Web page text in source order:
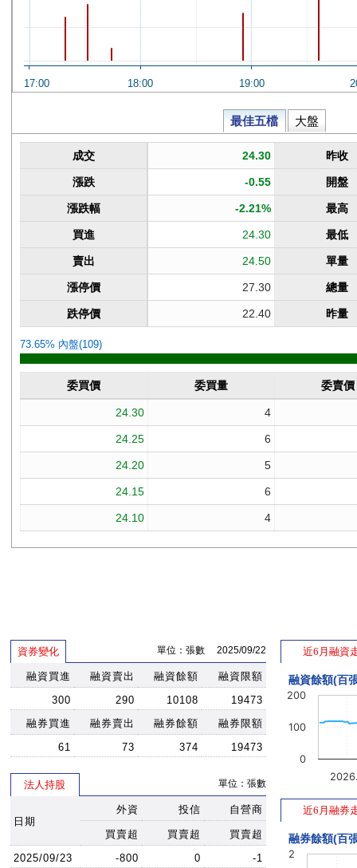
資券變化 單位：張數 2025/09/22
融資買進 融資賣出 融資餘額
融資限額
300
290 10108
19473
融券買進
融券賣出 融券餘額
融券限額
61
73 374 19473
法人持股 單位：張數
日期
外資 投信 自營商
買賣超 買賣超
買賣超
2025/09/23
-800 0
-1
近6月融資
融資餘額(百
0
100
200
近6月融券
融券餘額(百
2